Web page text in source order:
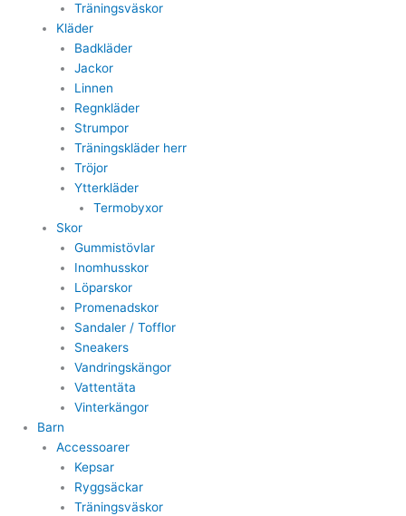
Träningsväskor
Kläder
Badkläder
Jackor
Linnen
Regnkläder
Strumpor
Träningskläder herr
Tröjor
Ytterkläder
Termobyxor
Skor
Gummistövlar
Inomhusskor
Löparskor
Promenadskor
Sandaler / Tofflor
Sneakers
Vandringskängor
Vattentäta
Vinterkängor
Barn
Accessoarer
Kepsar
Ryggsäckar
Träningsväskor